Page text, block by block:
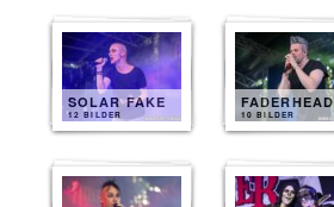
SOLAR FAKE
12 BILDER
FADERHEAD
10 BILDER